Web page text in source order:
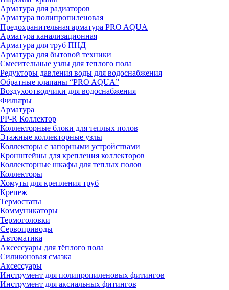
Арматура для радиаторов
Арматура полипропиленовая
Предохранительная арматура PRO AQUA
Арматура канализационная
Арматура для труб ПНД
Арматура для бытовой техники
Смесительные узлы для теплого пола
Редукторы давления воды для водоснабжения
Обратные клапаны “PRO AQUA”
Воздухоотводчики для водоснабжения
Фильтры
Арматура
PP-R Коллектор
Коллекторные блоки для теплых полов
Этажные коллекторные узлы
Коллекторы с запорными устройствами
Кронштейны для крепления коллекторов
Коллекторные шкафы для теплых полов
Коллекторы
Хомуты для крепления труб
Крепеж
Термостаты
Коммуникаторы
Термоголовки
Сервоприводы
Автоматика
Аксессуары для тёплого пола
Силиконовая смазка
Аксессуары
Инструмент для полипропиленовых фитингов
Инструмент для аксиальных фитингов